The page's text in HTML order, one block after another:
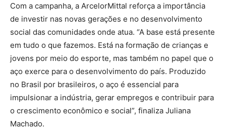
Com a campanha, a ArcelorMittal reforça a importância
de investir nas novas gerações e no desenvolvimento
social das comunidades onde atua. “A base está presente
em tudo o que fazemos. Está na formação de crianças e
jovens por meio do esporte, mas também no papel que o
aço exerce para o desenvolvimento do país. Produzido
no Brasil por brasileiros, o aço é essencial para
impulsionar a indústria, gerar empregos e contribuir para
o crescimento econômico e social”, finaliza Juliana
Machado.